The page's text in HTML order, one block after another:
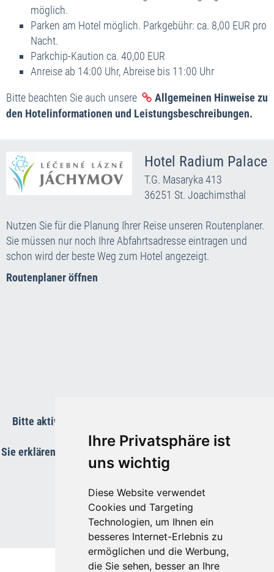
Ihre Privatsphäre ist
uns wichtig
Diese Website verwendet
Cookies und Targeting
Technologien, um Ihnen ein
besseres Internet-Erlebnis zu
ermöglichen und die Werbung,
die Sie sehen, besser an Ihre
möglich.
Parken am Hotel möglich. Parkgebühr: ca. 8,00 EUR pro
Nacht.
Parkchip-Kaution ca. 40,00 EUR
Anreise ab 14:00 Uhr, Abreise bis 11:00 Uhr
Bitte beachten Sie auch unsere
Allgemeinen Hinweise zu
den Hotelinformationen und Leistungsbeschreibungen.
Hotel Radium Palace
T.G. Masaryka 413
36251 St. Joachimsthal
Nutzen Sie für die Planung Ihrer Reise unseren Routenplaner.
Sie müssen nur noch Ihre Abfahrtsadresse eintragen und
schon wird der beste Weg zum Hotel angezeigt.
Routenplaner öffnen
Bitte aktivieren Sie die Funktions-Cookies um die Karte
anzuzeigen.
Sie erklären Sie sich damit einverstanden, dass Ihre Daten an
Google übermittelt werden.